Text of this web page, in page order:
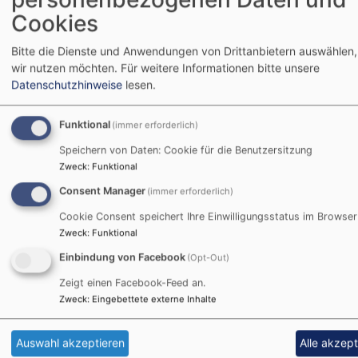
mitfühlenden Umgang
miteinander. Kein Stoff, und sei er hart wie Diamant,
Doch Anteilnahme, ein mitfühlender Blick, ein
erlösendes Wort können befreiend sein.
Das können wir tun: einander festhalten im Schmerz
und auf den Weg Gottes schauen, der uns
herausführen kann. Lassen Sie uns mit Gefühl durch die
Passionstage gehen, auf Ostern zu. Lassen Sie uns
fühlen, wie lebendig das Leben sein kann, wenn es
jenseits aller Härte neu wird! Schön, dass Sie dabei
Quelle: Ralf Meister: Landesbischof in Hannover und
Botschafter der Aktion „7 Wochen Ohne“
Cookies
Bitte die Dienste und Anwendungen von Drittanbietern
wir nutzen möchten. Für weitere Informationen bitte unsere
Datenschutzhinweise lesen.
Funktional (immer erforderlich)
Speichern von Daten: Cookie für die Benutzersitzung
Zweck: Funktional
Consent Manager (immer erforderlich)
Cookie Consent speichert Ihre Einwilligungsstatus im Browser
Zweck: Funktional
Einbindung von Facebook (Opt-Out)
Zeigt einen Facebook-Feed an.
Zweck: Eingebettete externe Inhalte
Auswahl akzeptieren Alle